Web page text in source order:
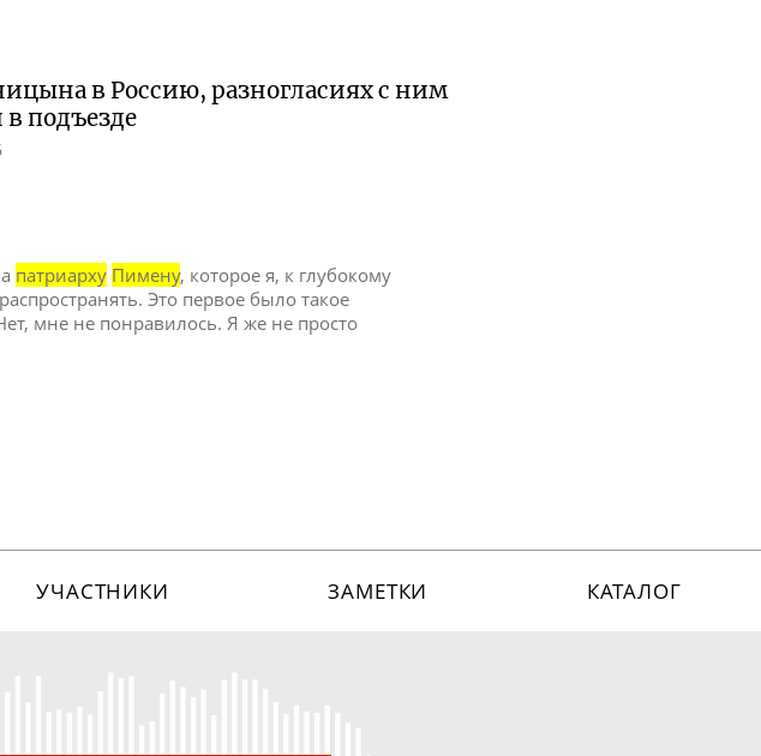
в Россию, разногласиях с ним
подъезде
патриарху Пимену, которое я, к глубокому
Это первое было такое
мне не понравилось. Я же не просто
УЧАСТНИКИ ЗАМЕТКИ КАТАЛОГ